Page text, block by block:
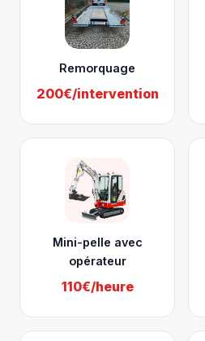
Remorquage
200€/intervention
Mini-pelle avec
opérateur
110€/heure